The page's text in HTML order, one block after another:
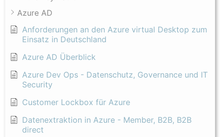
Azure AD
Anforderungen an den Azure virtual Desktop zum
Einsatz in Deutschland
Azure AD Überblick
Azure Dev Ops - Datenschutz, Governance und IT
Security
Customer Lockbox für Azure
Datenextraktion in Azure - Member, B2B, B2B
direct